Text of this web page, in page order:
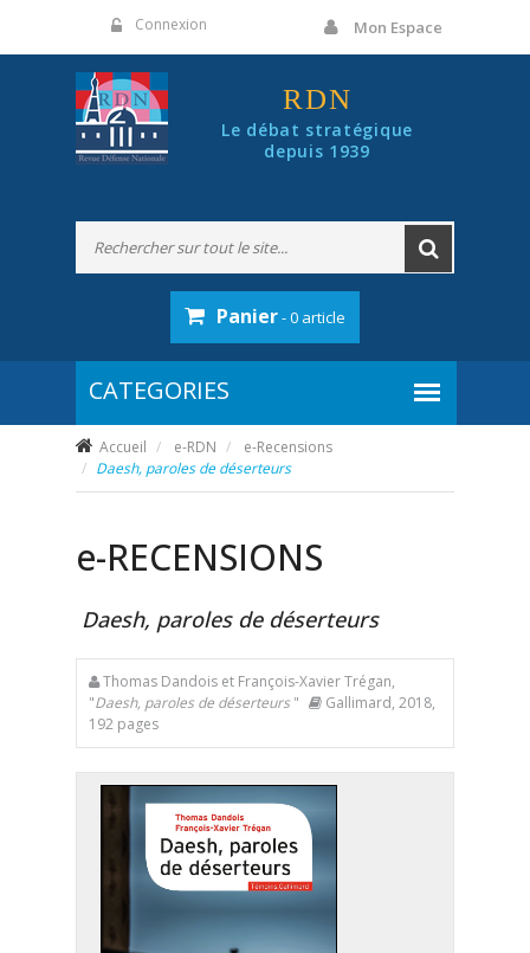
Connexion Mon Espace
RDN
Le débat stratégique
depuis 1939
Panier- 0 article
Accueil e-RDN
e-Recensions
Daesh, paroles de déserteurs
e-RECENSIONS
Daesh, paroles de déserteurs
Thomas Dandois et François-Xavier Trégan,
"Daesh, paroles de déserteurs "
Gallimard, 2018,
192 pages